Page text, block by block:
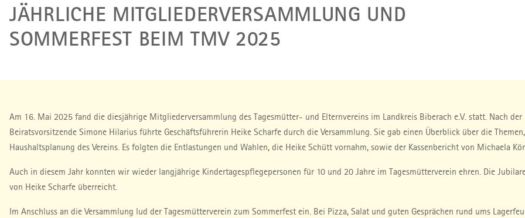
JÄHRLICHE MITGLIEDERVERSAMMLUNG UND
SOMMERFEST BEIM TMV 2025
Am 16. Mai 2025 fand die diesjährige Mitgliederversammlung des Tagesmütter- und Elternvereins im Landkreis Biberach e.V. statt. Nach
Beiratsvorsitzende Simone Hilarius führte Geschäftsführerin Heike Scharfe durch die Versammlung. Sie gab einen Überblick über die
Haushaltsplanung des Vereins. Es folgten die Entlastungen und Wahlen, die Heike Schütt vornahm, sowie der Kassenbericht von Michaela
Auch in diesem Jahr konnten wir wieder langjährige Kindertagespflegepersonen für 10 und 20 Jahre im Tagesmütterverein ehren. Die
von Heike Scharfe überreicht.
Im Anschluss an die Versammlung lud der Tagesmütterverein zum Sommerfest ein. Bei Pizza, Salat und guten Gesprächen rund ums